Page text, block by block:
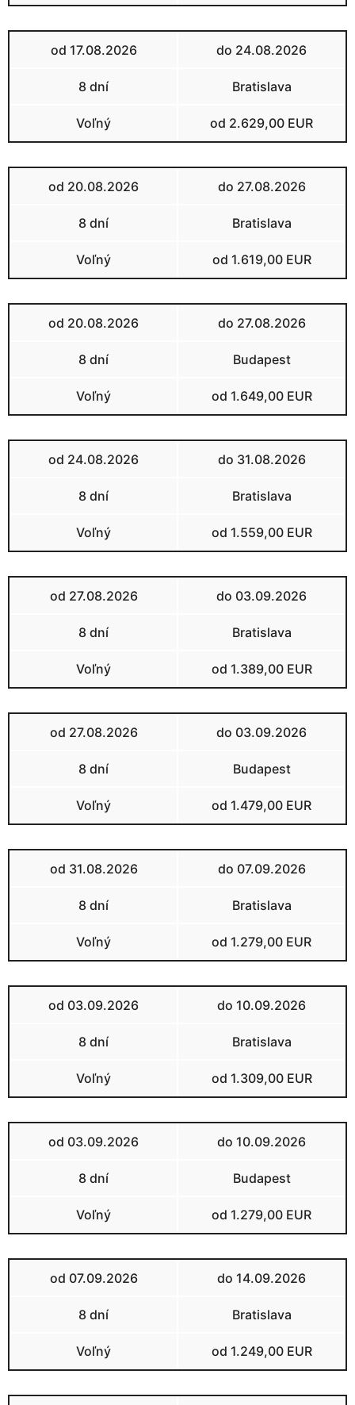
od 17.08.2026 do 24.08.2026
8 dní Bratislava
Voľný od 2.629,00 EUR
od 20.08.2026 do 27.08.2026
8 dní Bratislava
Voľný od 1.619,00 EUR
od 20.08.2026 do 27.08.2026
8 dní Budapest
Voľný od 1.649,00 EUR
od 24.08.2026 do 31.08.2026
8 dní Bratislava
Voľný od 1.559,00 EUR
od 27.08.2026 do 03.09.2026
8 dní Bratislava
Voľný od 1.389,00 EUR
od 27.08.2026 do 03.09.2026
8 dní Budapest
Voľný od 1.479,00 EUR
od 31.08.2026 do 07.09.2026
8 dní Bratislava
Voľný od 1.279,00 EUR
od 03.09.2026 do 10.09.2026
8 dní Bratislava
Voľný od 1.309,00 EUR
od 03.09.2026 do 10.09.2026
8 dní Budapest
Voľný od 1.279,00 EUR
od 07.09.2026 do 14.09.2026
8 dní Bratislava
Voľný od 1.249,00 EUR